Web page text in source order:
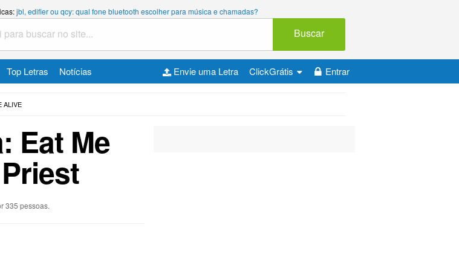
jbl, edifier ou qcy: qual fone bluetooth escolher para música e chamadas?
Buscar
Top Letras Notícias Entrar
ClickGrátis
Envie uma Letra
ALIVE
Eat Me
335 pessoas.